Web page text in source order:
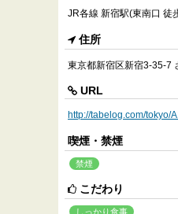
JR各線 新宿駅(東南口 徒
住所
東京都新宿区新宿3-35-7
URL
http://tabelog.com/tokyo/
喫煙・禁煙
禁煙
こだわり
しっかり食事